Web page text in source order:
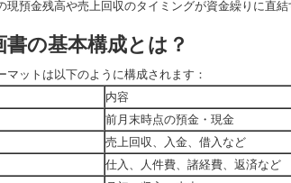
預金残高や売上回収のタイミングが資金繰りに直結
の基本構成とは？
マットは以下のように構成されます：
内容
前月末時点の預金・現金
売上回収、入金、借入など
仕入、人件費、諸経費、返済など